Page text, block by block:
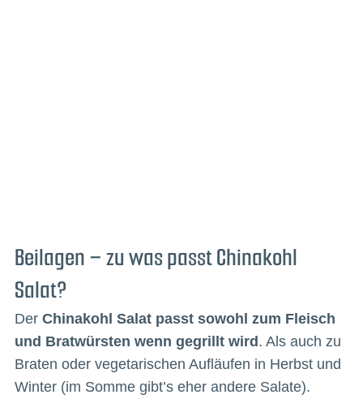
Beilagen – zu was passt Chinakohl
Salat?
Der Chinakohl Salat passt sowohl zum Fleisch
und Bratwürsten wenn gegrillt wird. Als auch zu
Braten oder vegetarischen Aufläufen in Herbst und
Winter (im Somme gibt’s eher andere Salate).